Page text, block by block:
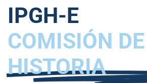
IPGH-E
COMISIÓN DE
HISTORIA